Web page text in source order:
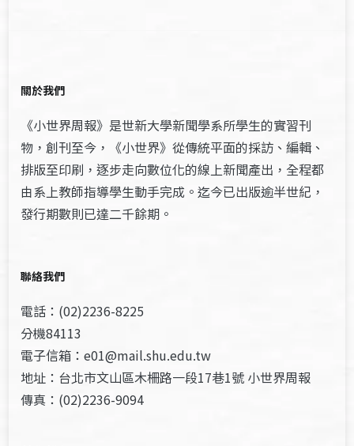
關於我們
《小世界周報》是世新大學新聞學系所學生的實習刊
物，創刊至今，《小世界》從傳統平面的採訪、編輯、
排版至印刷，逐步走向數位化的線上新聞產出，全程都
由系上教師指導學生動手完成。迄今已出版逾半世紀，
發行期數則已達二千餘期。
聯絡我們
電話：(02)2236-8225
分機84113
電子信箱：e01@mail.shu.edu.tw
地址：台北市文山區木柵路一段17巷1號 小世界周報
傳真：(02)2236-9094